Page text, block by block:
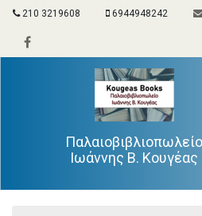
210 3219608 6944948242
Παλαιοβιβλιοπωλείο
Ιωάννης Β. Κουγέας